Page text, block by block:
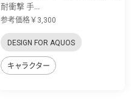
耐衝撃 手...
参考価格￥3,300
DESIGN FOR AQUOS
キャラクター